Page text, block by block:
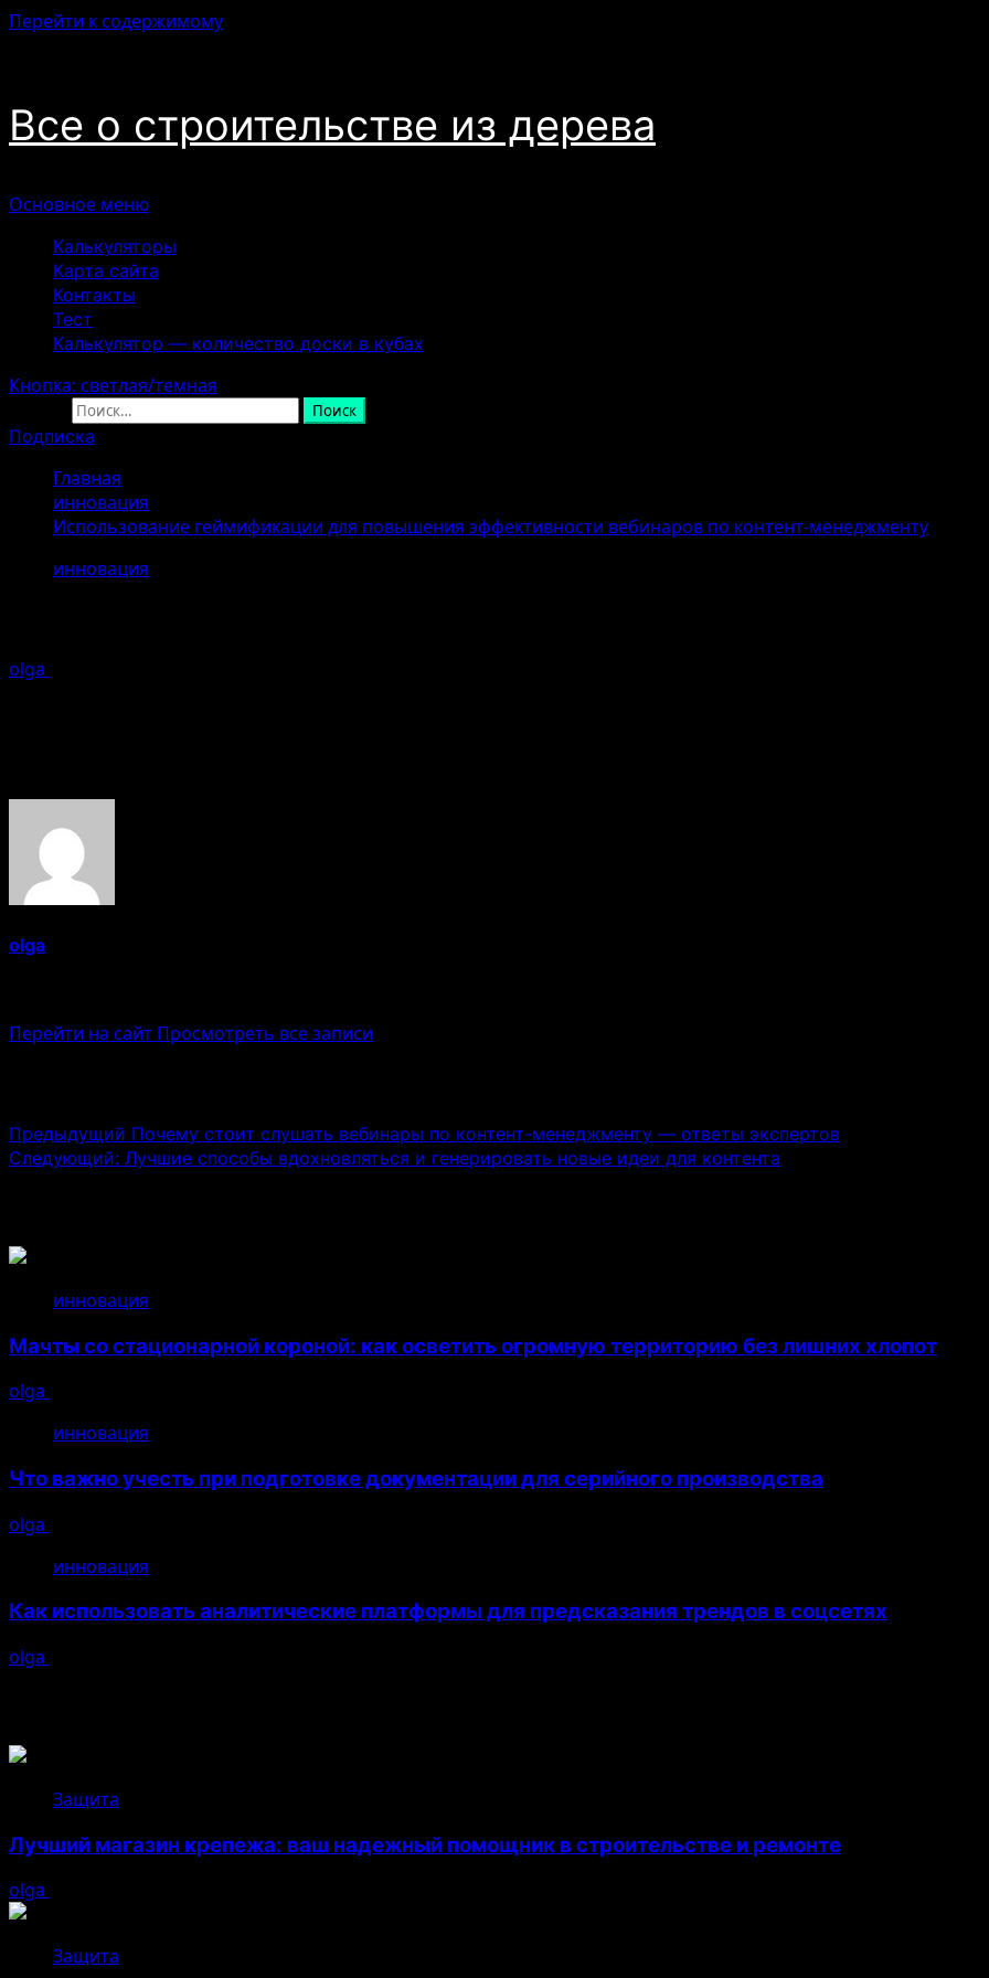
Перейти к содержимому
Все о строительстве из дерева
Основное меню
Калькуляторы
Карта сайта
Контакты
Тест
Калькулятор — количество доски в кубах
Кнопка: светлая/темная
Подписка
Главная
инновация
Использование геймификации для повышения эффективности вебинаров по контент-менеджменту
инновация
olga
olga
Перейти на сайт Просмотреть все записи
Предыдущий Почему стоит слушать вебинары по контент-менеджменту — ответы экспертов
Следующий: Лучшие способы вдохновляться и генерировать новые идеи для контента
инновация
Мачты со стационарной короной: как осветить огромную территорию без лишних хлопот
olga
инновация
Что важно учесть при подготовке документации для серийного производства
olga
инновация
Как использовать аналитические платформы для предсказания трендов в соцсетях
olga
Защита
Лучший магазин крепежа: ваш надежный помощник в строительстве и ремонте
olga
Защита